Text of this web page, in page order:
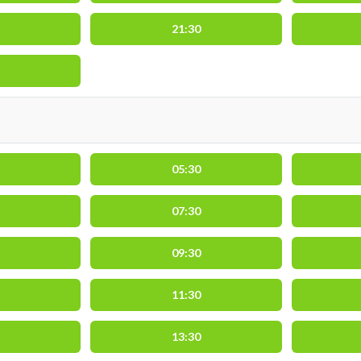
21:30
05:30
07:30
09:30
11:30
13:30